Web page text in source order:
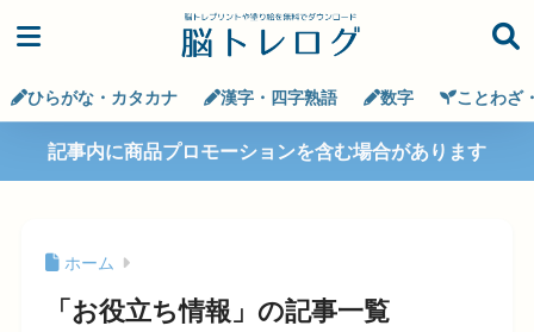
ひらがな・カタカナ 漢字・四字熟語 数字 ことわざ
記事内に商品プロモーションを含む場合があります
ホーム
「お役立ち情報」の記事一覧